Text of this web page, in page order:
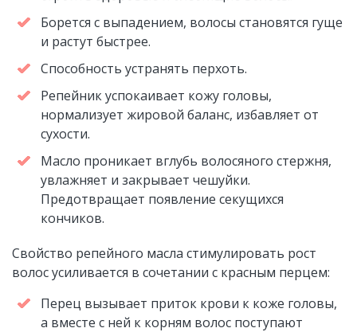
Борется с выпадением, волосы становятся гуще
и растут быстрее.
Способность устранять перхоть.
Репейник успокаивает кожу головы,
нормализует жировой баланс, избавляет от
сухости.
Масло проникает вглубь волосяного стержня,
увлажняет и закрывает чешуйки.
Предотвращает появление секущихся
кончиков.
Свойство репейного масла стимулировать рост
волос усиливается в сочетании с красным перцем:
Перец вызывает приток крови к коже головы,
а вместе с ней к корням волос поступают